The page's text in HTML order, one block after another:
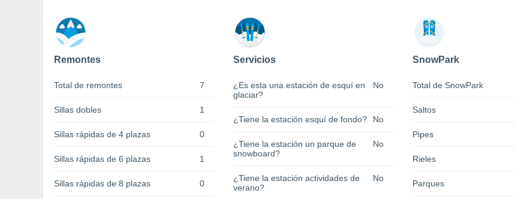
Remontes
Total de remontes 7
Sillas dobles 1
Sillas rápidas de 4 plazas 0
Sillas rápidas de 6 plazas 1
Sillas rápidas de 8 plazas 0
Servicios
¿Es esta una estación de esquí en
glaciar?
No
¿Tiene la estación esquí de fondo? No
¿Tiene la estación un parque de
snowboard?
No
¿Tiene la estación actividades de
verano?
No
SnowPark
Total de SnowPark
Saltos
Pipes
Rieles
Parques